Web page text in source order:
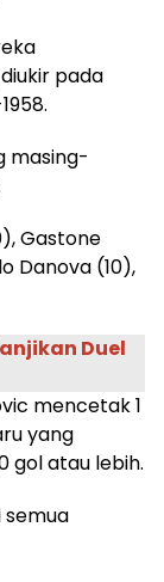
pada
masing-
Gastone
Danova (10),
Duel
mencetak 1
yang
gol atau lebih.
semua